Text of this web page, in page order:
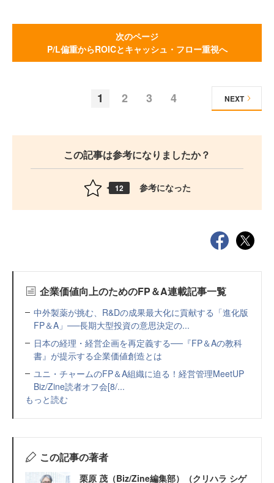
次のページ
P/L偏重からROICとキャッシュ・フロー重視へ
1 2 3 4 NEXT
この記事は参考になりましたか？
12 参考になった
企業価値向上のためのFP＆A連載記事一覧
中外製薬が挑む、R&Dの成果最大化に貢献する「進化版
FP＆A」──長期大型投資の意思決定の...
日本の経理・経営企画を再定義する──『FP＆Aの教科
書』が提示する企業価値創造とは
ユニ・チャームのFP＆A組織に迫る！経営管理MeetUP
Biz/Zine読者オフ会[8/...
もっと読む
この記事の著者
栗原 茂（Biz/Zine編集部）（クリハラ シゲ